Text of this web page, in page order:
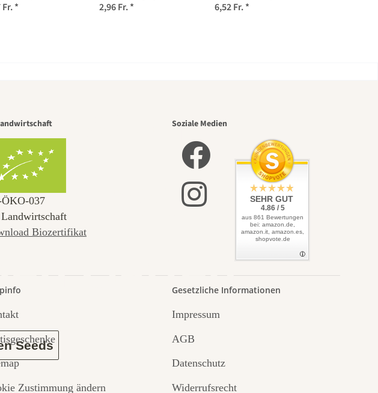
Fr.*
officinale) Samen
2,96 Fr.* 6,52 Fr.*
selbst
Garten
Seeds
Biozertifikat
Soziale Medien
SEHR GUT
4.86 / 5
aus 861 Bewertungen
bei: amazon.de,
amazon.it, amazon.es,
shopvote.de
Zustimmung ändern
Gesetzliche Informationen
Impressum
AGB
Datenschutz
Widerrufsrecht